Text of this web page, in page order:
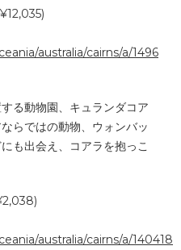
australia/cairns/a/1496
る動物園、キュランダコア
らではの動物、ウォンバッ
も出会え、コアラを抱っこ
australia/cairns/a/140418